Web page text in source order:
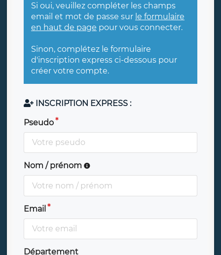
Si oui, veuillez compléter les champs
email et mot de passe sur le formulaire
en haut de page pour vous connecter.
Sinon, complétez le formulaire
d'inscription express ci-dessous pour
créer votre compte.
INSCRIPTION EXPRESS :
Pseudo
Nom / prénom
Email
Département